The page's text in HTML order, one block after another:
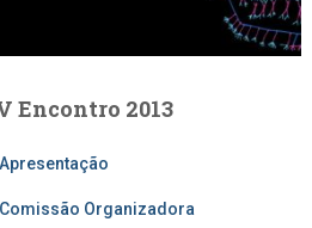
Encontro 2013
Apresentação
Comissão Organizadora